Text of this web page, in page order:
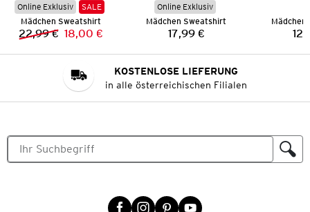
Online Exklusiv
SALE
Mädchen Sweatshirt
Vorheriger Preis:
22,99 € Neuer Preis:
18,00 €
Online Exklusiv
Mädchen Sweatshirt
Preis:
17,99 €
KOSTENLOSE LIEFERUNG
in alle österreichischen Filialen